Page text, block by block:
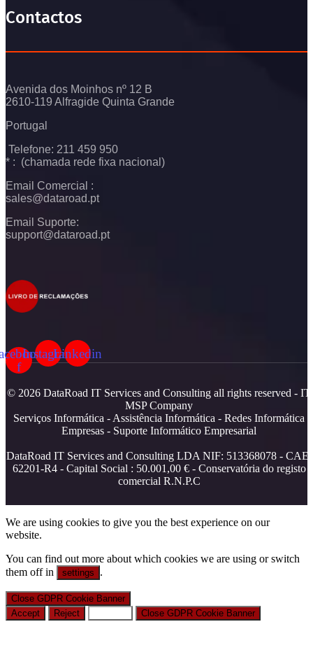
Contactos
Avenida dos Moinhos nº 12 B
2610-119 Alfragide Quinta Grande
Portugal
Telefone: 211 459 950
* : (chamada rede fixa nacional)
Email Comercial :
sales@dataroad.pt
Email Suporte:
support@dataroad.pt
f
InstagramLinkedin
© 2026 DataRoad IT Services and Consulting all rights reserved - IT
MSP Company
Serviços Informática - Assistência Informática - Redes Informática
Empresas - Suporte Informático Empresarial
DataRoad IT Services and Consulting LDA NIF: 513368078 - CAE:
62201-R4 - Capital Social : 50.001,00 € - Conservatória do registo
comercial R.N.P.C
We are using cookies to give you the best experience on our
website.
You can find out more about which cookies we are using or switch
them off in
settings .
Close GDPR Cookie Banner
Accept
Reject Close GDPR Cookie Banner